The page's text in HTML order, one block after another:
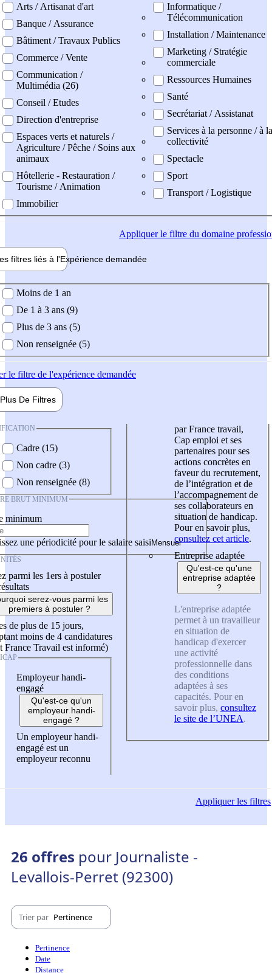
Arts / Artisanat d'art
Banque / Assurance
Bâtiment / Travaux Publics
Commerce / Vente
Communication /
Multimédia (26)
Conseil / Etudes
Direction d'entreprise
Espaces verts et naturels /
Agriculture / Pêche / Soins aux
animaux
Hôtellerie - Restauration /
Tourisme / Animation
Immobilier
Informatique /
Télécommunication
Installation / Maintenance
Marketing / Stratégie
commerciale
Ressources Humaines
Santé
Secrétariat / Assistanat
Services à la personne / à la
collectivité
Spectacle
Sport
Transport / Logistique
Appliquerle filtre du domaine
filtres liés à l'Expérience demandée
demandée
Moins de 1 an
De 1 à 3 ans (9)
Plus de 3 ans (5)
Non renseignée (5)
le filtre de l'expérience demandée
Plus De Filtres
Cadre (15)
Non cadre (3)
Non renseignée (8)
BRUT MINIMUM
minimum
une périodicité pour le salaire saisi
parmi les 1ers à postuler
serez-vous parmi les
premiers à postuler ?
de plus de 15 jours,
moins de 4 candidatures
France Travail est informé)
Employeur handi-
engagé
Qu'est-ce qu'un
employeur handi-
engagé ?
Un employeur handi-
engagé est un
employeur reconnu
par France travail,
Cap emploi et ses
partenaires pour ses
actions concrètes en
faveur du recrutement,
de l’intégration et de
l’accompagnement de
ses collaborateurs en
situation de handicap.
Pour en savoir plus,
consultez cet article.
Entreprise adaptée
Qu'est-ce qu'une
entreprise adaptée
?
L'entreprise adaptée
permet à un travailleur
en situation de
handicap d'exercer
une activité
professionnelle dans
des conditions
adaptées à ses
capacités. Pour en
savoir plus, consultez
le site de l’UNEA.
Appliquerles filtres
26 offres pour Journaliste -
Levallois-Perret (92300)
Trier par Pertinence
Pertinence
Date
Distance